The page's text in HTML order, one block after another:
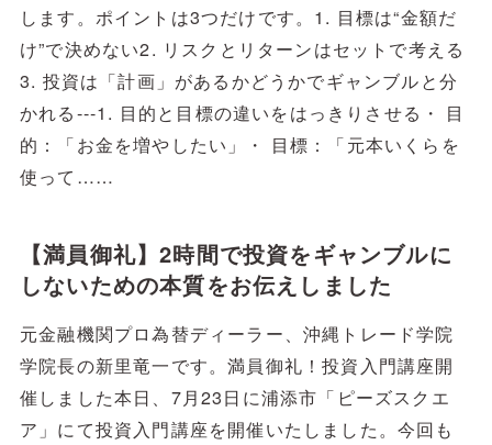
します。ポイントは3つだけです。1. 目標は“金額だ
け”で決めない2. リスクとリターンはセットで考える
3. 投資は「計画」があるかどうかでギャンブルと分
かれる---1. 目的と目標の違いをはっきりさせる・ 目
的：「お金を増やしたい」・ 目標：「元本いくらを
使って……
【満員御礼】2時間で投資をギャンブルに
しないための本質をお伝えしました
元金融機関プロ為替ディーラー、沖縄トレード学院
学院長の新里竜一です。満員御礼！投資入門講座開
催しました本日、7月23日に浦添市「ピーズスクエ
ア」にて投資入門講座を開催いたしました。今回も